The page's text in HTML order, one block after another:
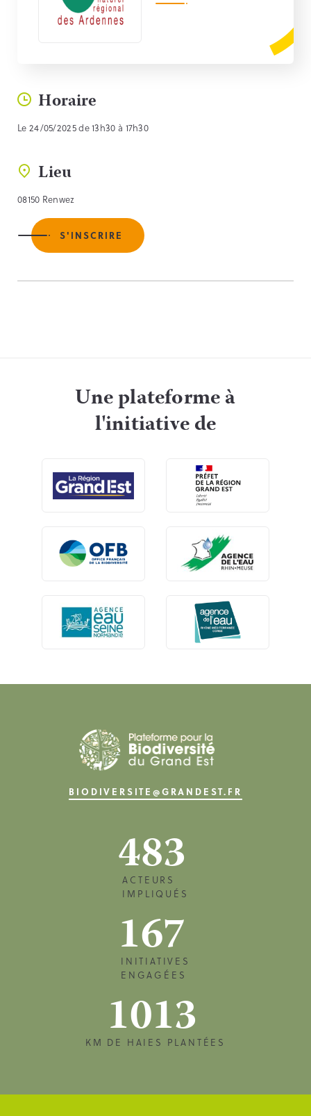
Horaire
Le 24/05/2025 de 13h30 à 17h30
Lieu
08150 Renwez
S'INSCRIRE
Une plateforme à
l'initiative de
BIODIVERSITE@GRANDEST.FR
483
ACTEURS
IMPLIQUÉS
167
INITIATIVES
ENGAGÉES
1013
KM DE HAIES PLANTÉES